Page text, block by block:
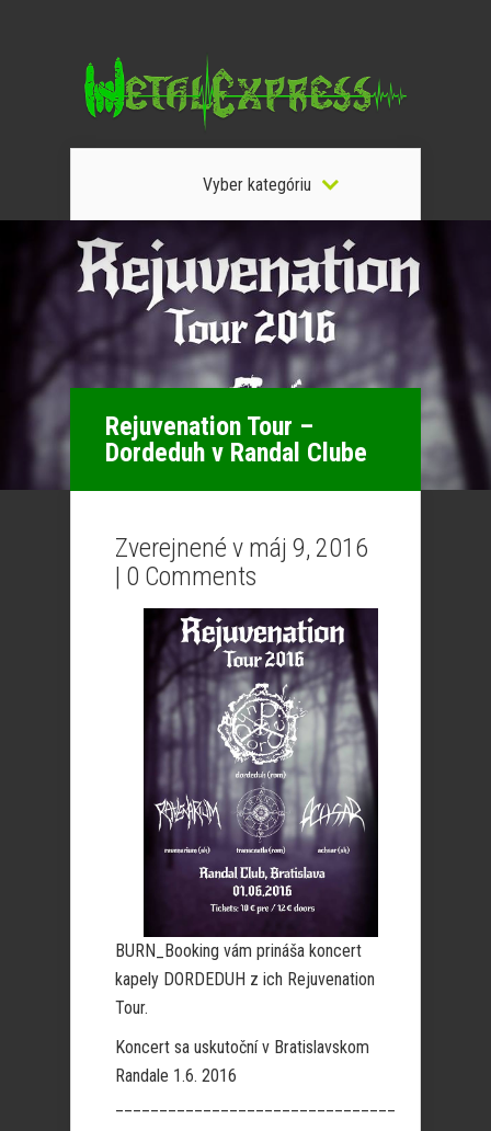
Vyber kategóriu
Rejuvenation Tour –
Dordeduh v Randal Clube
Zverejnené v máj 9, 2016
| 0 Comments
BURN_Booking vám prináša koncert
kapely DORDEDUH z ich Rejuvenation
Tour.
Koncert sa uskutoční v Bratislavskom
Randale 1.6. 2016